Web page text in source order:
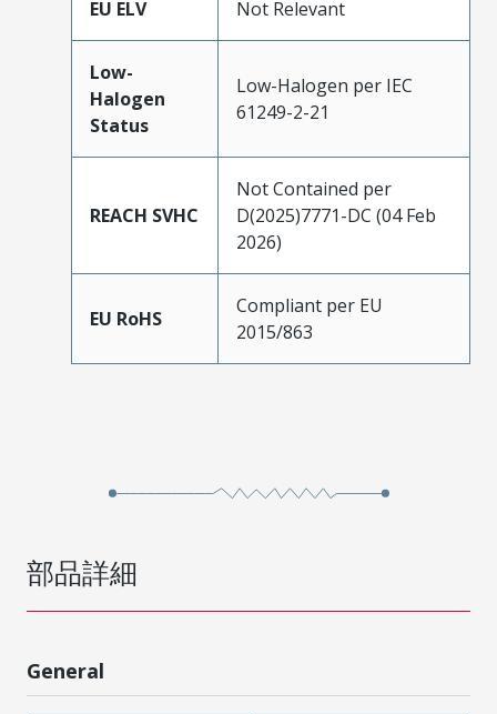
EU ELV Not Relevant
Low-
Halogen
Status
Low-Halogen per IEC
61249-2-21
REACH SVHC
Not Contained per
D(2025)7771-DC (04 Feb
2026)
EU RoHS
Compliant per EU
2015/863
部品詳細
General